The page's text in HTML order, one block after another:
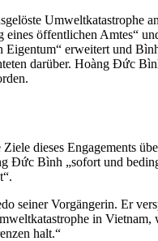
öffentlichen Amtes“
erweitert und
darüber. Hoàng Đức
dieses Engagements
Đức Bình „sofort und
seiner Vorgängerin. Er
in
halt.“